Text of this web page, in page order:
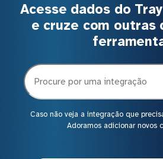
Acesse dados do
e cruze com outras
Caso não veja a integração que
Adoramos adicionar novos